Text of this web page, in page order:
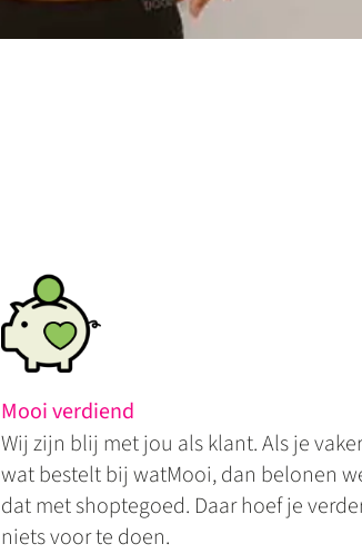
Mooi verdiend
Wij zijn blij met jou als klant. Als je vaker
wat bestelt bij watMooi, dan belonen
dat met shoptegoed. Daar hoef je
niets voor te doen.